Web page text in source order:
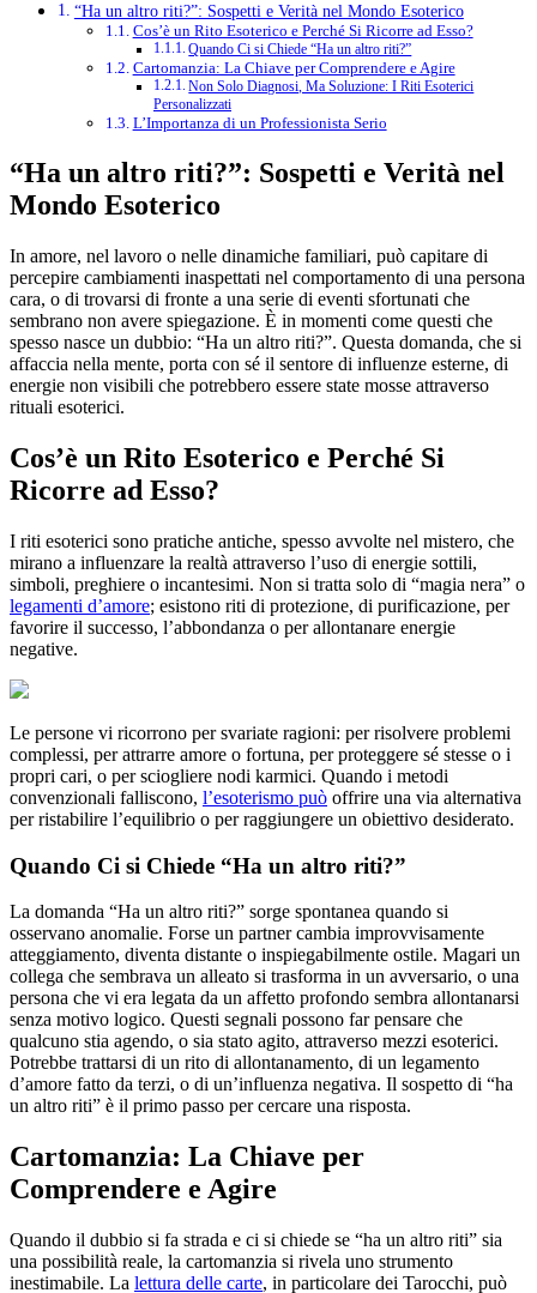
“Ha un altro riti?”: Sospetti e Verità nel Mondo Esoterico
Cos’è un Rito Esoterico e Perché Si Ricorre ad Esso?
Quando Ci si Chiede “Ha un altro riti?”
Cartomanzia: La Chiave per Comprendere e Agire
Non Solo Diagnosi, Ma Soluzione: I Riti Esoterici
Personalizzati
L’Importanza di un Professionista Serio
“Ha un altro riti?”: Sospetti e Verità nel
Mondo Esoterico
In amore, nel lavoro o nelle dinamiche familiari, può capitare di
percepire cambiamenti inaspettati nel comportamento di una persona
cara, o di trovarsi di fronte a una serie di eventi sfortunati che
sembrano non avere spiegazione. È in momenti come questi che
spesso nasce un dubbio: “Ha un altro riti?”. Questa domanda, che si
affaccia nella mente, porta con sé il sentore di influenze esterne, di
energie non visibili che potrebbero essere state mosse attraverso
rituali esoterici.
Cos’è un Rito Esoterico e Perché Si
Ricorre ad Esso?
I riti esoterici sono pratiche antiche, spesso avvolte nel mistero, che
mirano a influenzare la realtà attraverso l’uso di energie sottili,
simboli, preghiere o incantesimi. Non si tratta solo di “magia nera” o
legamenti d’amore; esistono riti di protezione, di purificazione, per
favorire il successo, l’abbondanza o per allontanare energie
negative.
Le persone vi ricorrono per svariate ragioni: per risolvere problemi
complessi, per attrarre amore o fortuna, per proteggere sé stesse o i
propri cari, o per sciogliere nodi karmici. Quando i metodi
convenzionali falliscono, l’esoterismo può offrire una via alternativa
per ristabilire l’equilibrio o per raggiungere un obiettivo desiderato.
Quando Ci si Chiede “Ha un altro riti?”
La domanda “Ha un altro riti?” sorge spontanea quando si
osservano anomalie. Forse un partner cambia improvvisamente
atteggiamento, diventa distante o inspiegabilmente ostile. Magari un
collega che sembrava un alleato si trasforma in un avversario, o una
persona che vi era legata da un affetto profondo sembra allontanarsi
senza motivo logico. Questi segnali possono far pensare che
qualcuno stia agendo, o sia stato agito, attraverso mezzi esoterici.
Potrebbe trattarsi di un rito di allontanamento, di un legamento
d’amore fatto da terzi, o di un’influenza negativa. Il sospetto di “ha
un altro riti” è il primo passo per cercare una risposta.
Cartomanzia: La Chiave per
Comprendere e Agire
Quando il dubbio si fa strada e ci si chiede se “ha un altro riti” sia
una possibilità reale, la cartomanzia si rivela uno strumento
inestimabile. La lettura delle carte, in particolare dei Tarocchi, può